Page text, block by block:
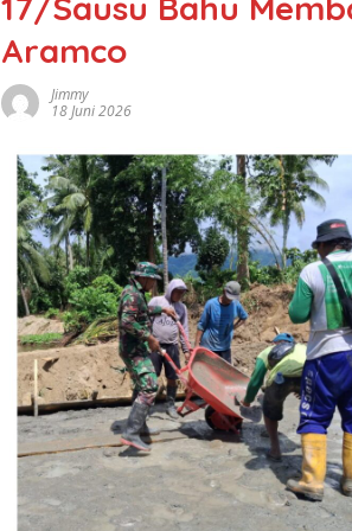
Aramco
Jimmy
18 Juni 2026